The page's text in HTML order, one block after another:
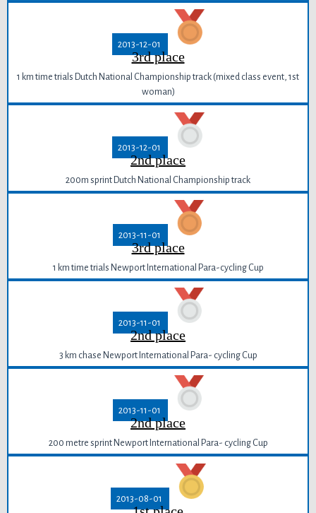
2013-12-01
3rd place
1 km time trials Dutch National Championship track (mixed class event, 1st
woman)
2013-12-01
2nd place
200m sprint Dutch National Championship track
2013-11-01
3rd place
1 km time trials Newport International Para-cycling Cup
2013-11-01
2nd place
3 km chase Newport International Para- cycling Cup
2013-11-01
2nd place
200 metre sprint Newport International Para- cycling Cup
2013-08-01